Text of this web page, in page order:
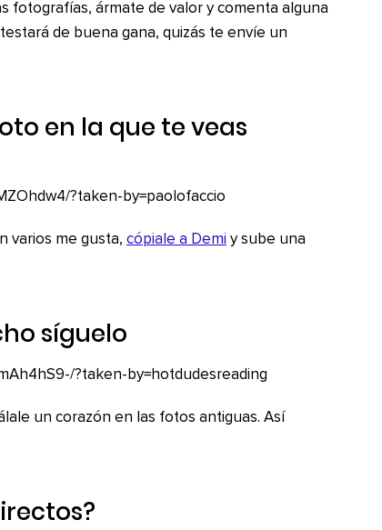
fotografías, ármate de valor y comenta alguna
de buena gana, quizás te envíe un
en la que te veas
?taken-by=paolofaccio
varios me gusta, cópiale a Demi y sube una
síguelo
?taken-by=hotdudesreading
un corazón en las fotos antiguas. Así